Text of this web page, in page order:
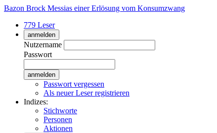
Bazon Brock Messias einer Erlösung vom Konsumzwang
779 Leser
anmelden
Nutzername
Passwort
Passwort vergessen
Als neuer Leser registrieren
Indizes:
Stichworte
Personen
Aktionen